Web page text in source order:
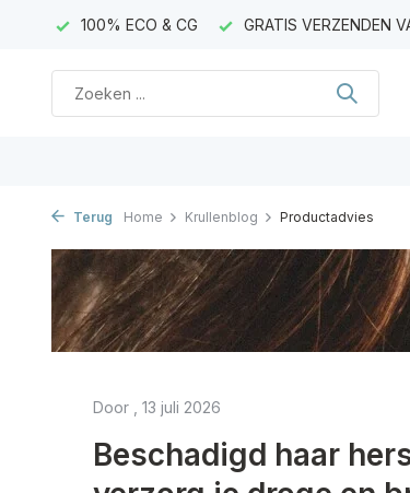
100% ECO & CG GRATIS VERZENDEN
Terug Home Krullenblog Productadvies
Door , 13 juli 2026
Beschadigd haar